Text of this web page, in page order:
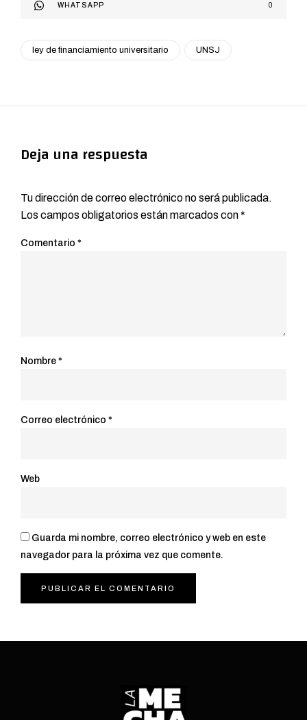
WHATSAPP 0
ley de financiamiento universitario UNSJ
Deja una respuesta
Tu dirección de correo electrónico no será publicada.
Los campos obligatorios están marcados con*
Comentario *
Nombre *
Correo electrónico *
Web
Guarda mi nombre, correo electrónico y web en este
navegador para la próxima vez que comente.